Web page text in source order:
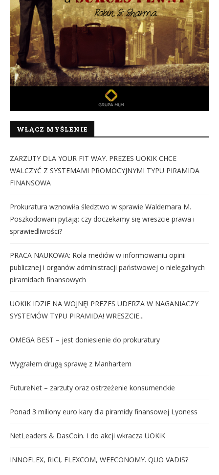
WŁĄCZ MYŚLENIE
ZARZUTY DLA YOUR FIT WAY. PREZES UOKIK CHCE
WALCZYĆ Z SYSTEMAMI PROMOCYJNYMI TYPU PIRAMIDA
FINANSOWA
Prokuratura wznowiła śledztwo w sprawie Waldemara M.
Poszkodowani pytają: czy doczekamy się wreszcie prawa i
sprawiedliwości?
PRACA NAUKOWA: Rola mediów w informowaniu opinii
publicznej i organów administracji państwowej o nielegalnych
piramidach finansowych
UOKIK IDZIE NA WOJNĘ! PREZES UDERZA W NAGANIACZY
SYSTEMÓW TYPU PIRAMIDA! WRESZCIE...
OMEGA BEST – jest doniesienie do prokuratury
Wygrałem drugą sprawę z Manhartem
FutureNet – zarzuty oraz ostrzeżenie konsumenckie
Ponad 3 miliony euro kary dla piramidy finansowej Lyoness
NetLeaders & DasCoin. I do akcji wkracza UOKiK
INNOFLEX, RICI, FLEXCOM, WEECONOMY. QUO VADIS?